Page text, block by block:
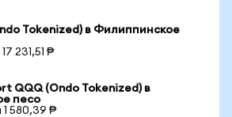
Tokenized) в Филиппинское
231,51 ₱
QQQ (Ondo Tokenized) в
песо
1 580,39 ₱